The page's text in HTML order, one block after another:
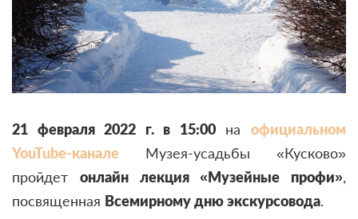
21 февраля 2022 г. в 15:00наофициальном
YouTube-канале Музея-усадьбы «Кусково»
пройдет онлайн лекция «Музейные профи»,
посвященная Всемирному дню экскурсовода.